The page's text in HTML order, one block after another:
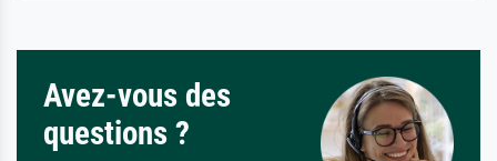
Avez-vous des
questions ?